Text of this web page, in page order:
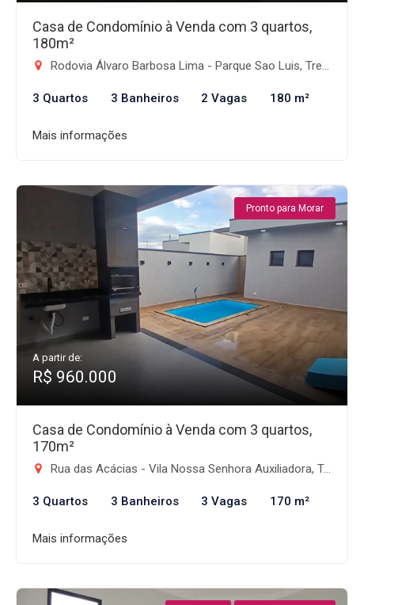
Casa de Condomínio à Venda com 3 quartos,
180m²
Rodovia Álvaro Barbosa Lima - Parque Sao Luis, Tremembé-SP
3 Quartos 3 Banheiros 2 Vagas 180 m²
Mais informações
Pronto para Morar
A partir de:
R$ 960.000
Casa de Condomínio à Venda com 3 quartos,
170m²
Rua das Acácias - Vila Nossa Senhora Auxiliadora, Tremembé-SP
3 Quartos 3 Banheiros 3 Vagas 170 m²
Mais informações